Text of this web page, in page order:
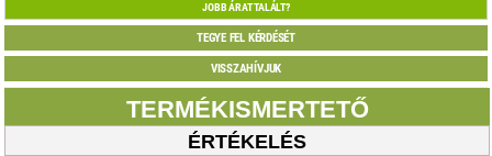
JOBB ÁRAT TALÁLT?
TEGYE FEL KÉRDÉSÉT
VISSZAHÍVJUK
TERMÉKISMERTETŐ
ÉRTÉKELÉS